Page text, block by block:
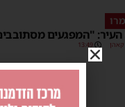
"המפגעים מסתובבים
13:49